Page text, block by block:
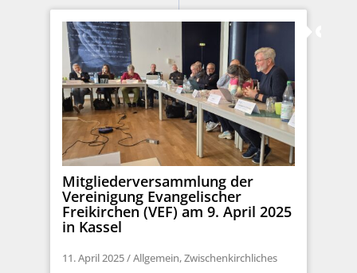
Mitgliederversammlung der
Vereinigung Evangelischer
Freikirchen (VEF) am 9. April 2025
in Kassel
11. April 2025/Allgemein,Zwischenkirchliches